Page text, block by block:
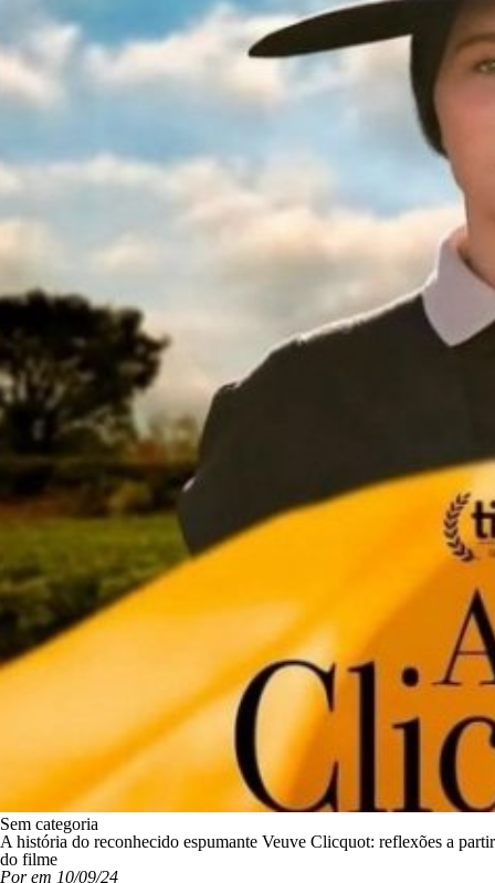
Sem categoria
A história do reconhecido espumante Veuve Clicquot: reflexões a partir
do filme
Por em 10/09/24